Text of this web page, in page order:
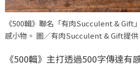
《500輯》聯名「有肉Succulent & Gift
感小物。 圖／有肉Succulent & Gift提供
《500輯》主打透過500字傳達有